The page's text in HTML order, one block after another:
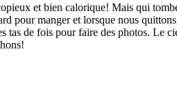
et bien calorique! Mais qui
pour manger et lorsque nous
de fois pour faire des photos. Le